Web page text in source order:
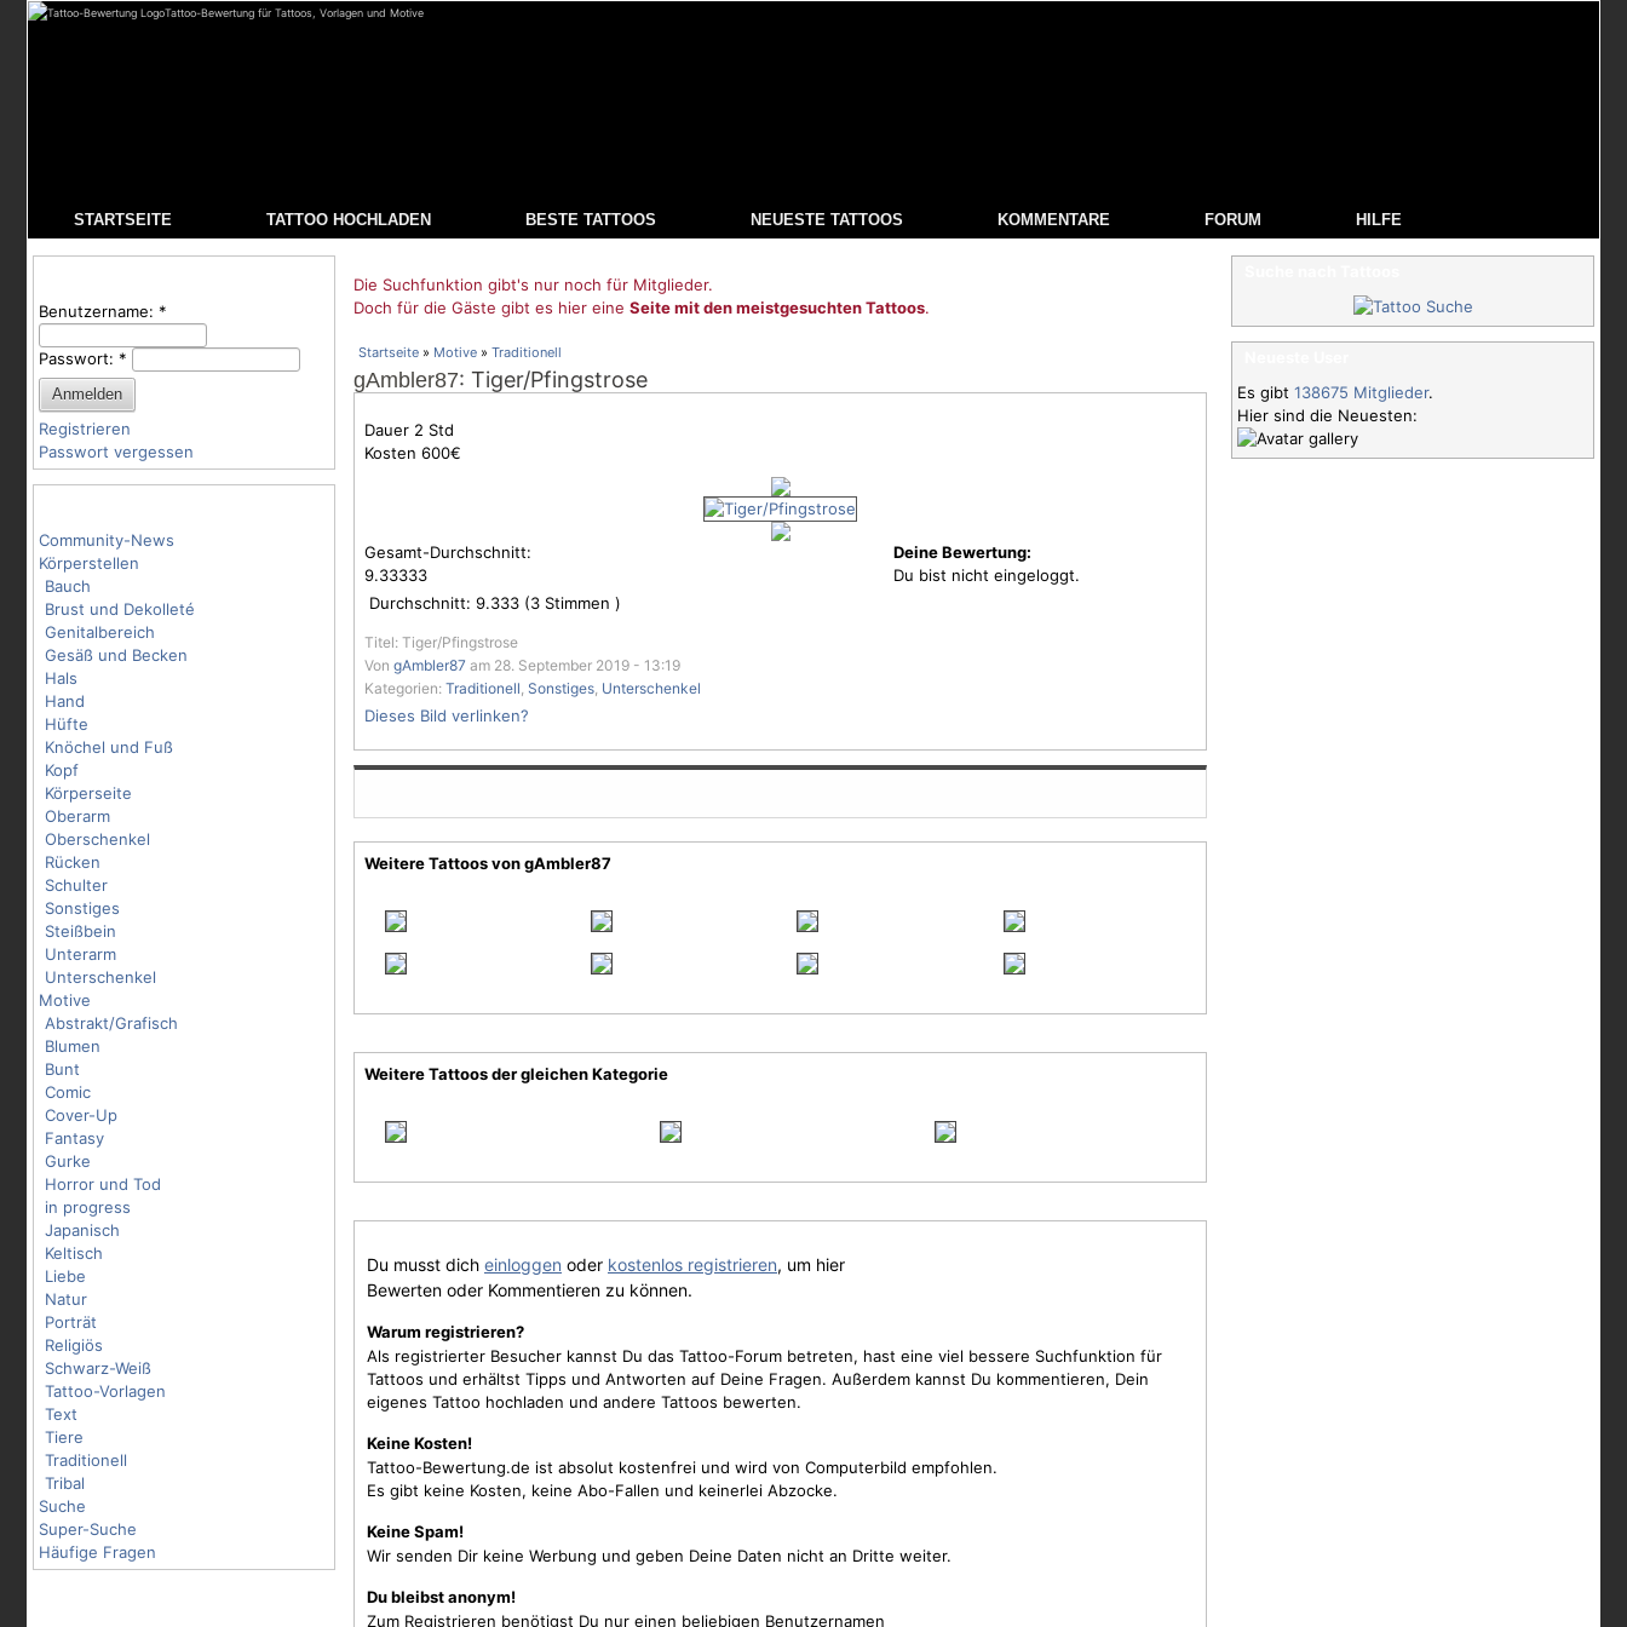
Tattoo-Bewertung für Tattoos, Vorlagen und Motive
STARTSEITE TATTOO HOCHLADEN BESTE TATTOOS NEUESTE TATTOOS KOMMENTARE FORUM HILFE
Benutzername: *
Passwort: *
Registrieren
Passwort vergessen
Community-News
Körperstellen
Bauch
Brust und Dekolleté
Genitalbereich
Gesäß und Becken
Hals
Hand
Hüfte
Knöchel und Fuß
Kopf
Körperseite
Oberarm
Oberschenkel
Rücken
Schulter
Sonstiges
Steißbein
Unterarm
Unterschenkel
Motive
Abstrakt/Grafisch
Blumen
Bunt
Comic
Cover-Up
Fantasy
Gurke
Horror und Tod
in progress
Japanisch
Keltisch
Liebe
Natur
Porträt
Religiös
Schwarz-Weiß
Tattoo-Vorlagen
Text
Tiere
Traditionell
Tribal
Suche
Super-Suche
Häufige Fragen
Die Suchfunktion gibt's nur noch für Mitglieder.
Doch für die Gäste gibt es hier eine Seite mit den meistgesuchten Tattoos.
Startseite » Motive » Traditionell
gAmbler87: Tiger/Pfingstrose
Dauer 2 Std
Kosten 600€
Gesamt-Durchschnitt:
9.33333
Durchschnitt: 9.333 (3 Stimmen )
Deine Bewertung:
Du bist nicht eingeloggt.
Titel: Tiger/Pfingstrose
Von gAmbler87 am 28. September 2019 - 13:19
Kategorien: Traditionell, Sonstiges, Unterschenkel
Dieses Bild verlinken?
Weitere Tattoos von gAmbler87
Weitere Tattoos der gleichen Kategorie
Du musst dich einloggen oder kostenlos registrieren, um hier
Bewerten oder Kommentieren zu können.
Warum registrieren?
Als registrierter Besucher kannst Du das Tattoo-Forum betreten, hast eine viel bessere Suchfunktion für
Tattoos und erhältst Tipps und Antworten auf Deine Fragen. Außerdem kannst Du kommentieren, Dein
eigenes Tattoo hochladen und andere Tattoos bewerten.
Keine Kosten!
Tattoo-Bewertung.de ist absolut kostenfrei und wird von Computerbild empfohlen.
Es gibt keine Kosten, keine Abo-Fallen und keinerlei Abzocke.
Keine Spam!
Wir senden Dir keine Werbung und geben Deine Daten nicht an Dritte weiter.
Du bleibst anonym!
Zum Registrieren benötigst Du nur einen beliebigen Benutzernamen
Es gibt 138675 Mitglieder.
Hier sind die Neuesten: